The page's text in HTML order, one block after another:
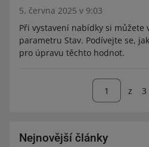
5. června 2025 v 9:03
Při vystavení nabídky si
parametru Stav. Podívejte se,
pro úpravu těchto hodnot.
z 3
Nejnovější články